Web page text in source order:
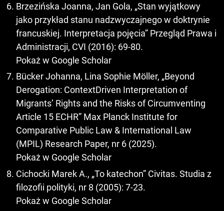
Brzezińska Joanna, Jan Gola, „Stan wyjątkowy
jako przykład stanu nadzwyczajnego w doktrynie
francuskiej. Interpretacja pojęcia” Przegląd Prawa i
Administracji, CVI (2016): 69-80.
Pokaż w Google Scholar
Bücker Johanna, Lina Sophie Möller, „Beyond
Derogation: ContextDriven Interpretation of
Migrants’ Rights and the Risks of Circumventing
Article 15 ECHR” Max Planck Institute for
Comparative Public Law & International Law
(MPIL) Research Paper, nr 6 (2025).
Pokaż w Google Scholar
Cichocki Marek A., „To katechon” Civitas. Studia z
filozofii polityki, nr 8 (2005): 7-23.
Pokaż w Google Scholar